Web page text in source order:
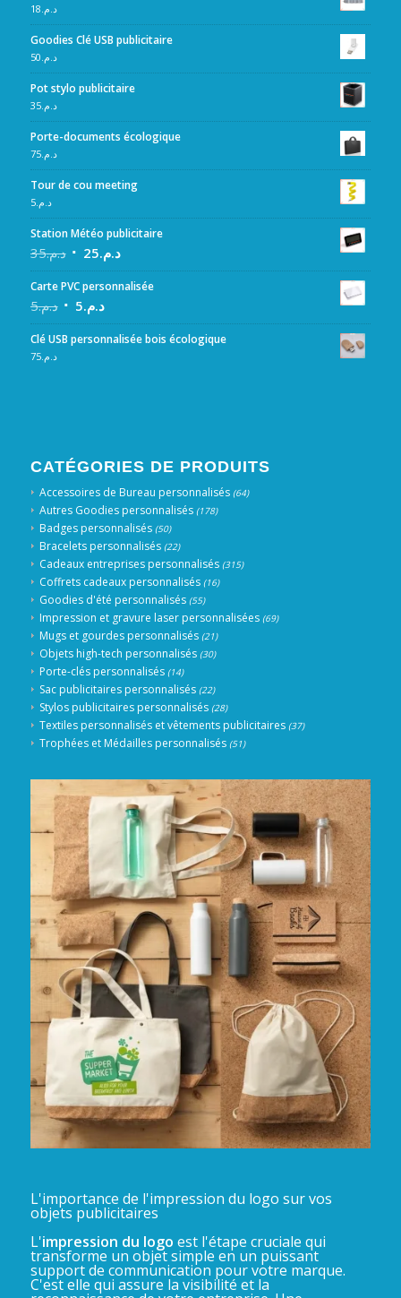
د.م. 18
Goodies Clé USB publicitaire
د.م. 50
Pot stylo publicitaire
د.م.35
Porte-documents écologique
د.م.75
Tour de cou meeting
د.م.5
Station Météo publicitaire
د.م.35 د.م.25
Carte PVC personnalisée
د.م.5 د.م.5
Clé USB personnalisée bois écologique
د.م.75
CATÉGORIES DE PRODUITS
Accessoires de Bureau personnalisés (64)
Autres Goodies personnalisés (178)
Badges personnalisés (50)
Bracelets personnalisés (22)
Cadeaux entreprises personnalisés (315)
Coffrets cadeaux personnalisés (16)
Goodies d'été personnalisés (55)
Impression et gravure laser personnalisées (69)
Mugs et gourdes personnalisés (21)
Objets high-tech personnalisés (30)
Porte-clés personnalisés (14)
Sac publicitaires personnalisés (22)
Stylos publicitaires personnalisés (28)
Textiles personnalisés et vêtements publicitaires (37)
Trophées et Médailles personnalisés (51)
L'importance de l'impression du logo sur vos
objets publicitaires
L'impression du logo est l'étape cruciale qui
transforme un objet simple en un puissant
support de communication pour votre marque.
C'est elle qui assure la visibilité et la